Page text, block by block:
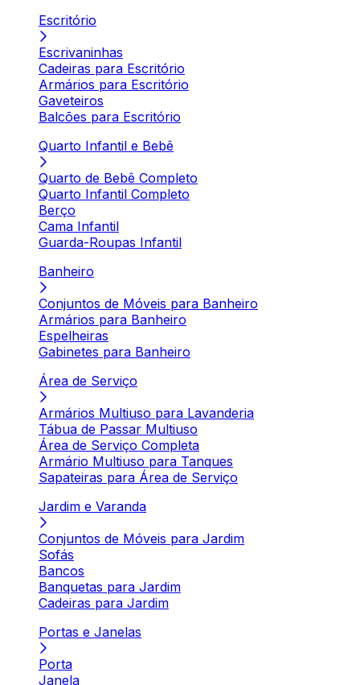
Escritório
Escrivaninhas
Cadeiras para Escritório
Armários para Escritório
Gaveteiros
Balcões para Escritório
Quarto Infantil e Bebê
Quarto de Bebê Completo
Quarto Infantil Completo
Berço
Cama Infantil
Guarda-Roupas Infantil
Banheiro
Conjuntos de Móveis para Banheiro
Armários para Banheiro
Espelheiras
Gabinetes para Banheiro
Área de Serviço
Armários Multiuso para Lavanderia
Tábua de Passar Multiuso
Área de Serviço Completa
Armário Multiuso para Tanques
Sapateiras para Área de Serviço
Jardim e Varanda
Conjuntos de Móveis para Jardim
Sofás
Bancos
Banquetas para Jardim
Cadeiras para Jardim
Portas e Janelas
Porta
Janela